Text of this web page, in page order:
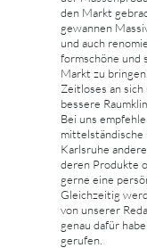
den Markt
gewannen
und auch
formschöne und
Markt zu
Zeitloses an
bessere
Bei uns
mittelständische
Karlsruhe
deren Produkte
gerne eine
Gleichzeitig
von unserer
genau dafür
gerufen.